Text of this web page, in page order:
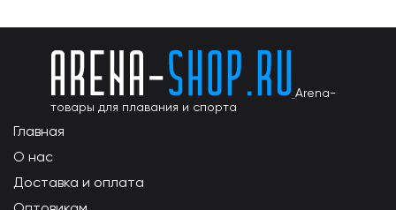
Arena-
товары для плавания и спорта
Главная
О нас
Доставка и оплата